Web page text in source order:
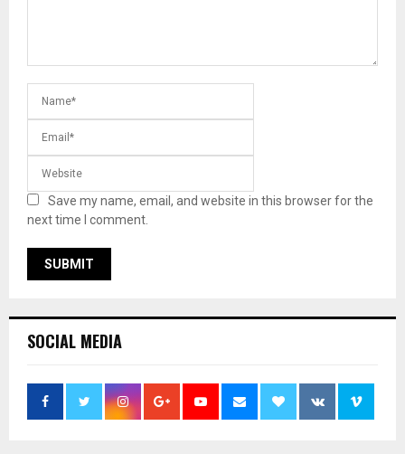
Save my name, email, and website in this browser for the
next time I comment.
SOCIAL MEDIA